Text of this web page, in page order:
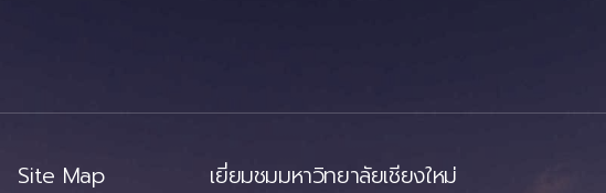
Site Map เยี่ยมชมมหาวิทยาลัยเชียงใหม่